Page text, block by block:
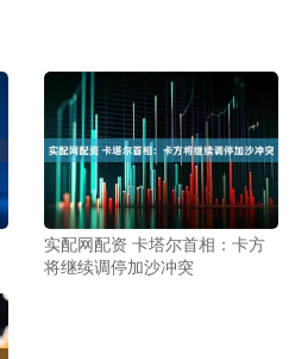
实配网配资 卡塔尔首相：卡方
将继续调停加沙冲突